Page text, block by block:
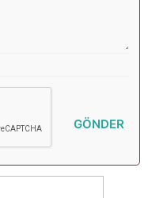
GÖNDER